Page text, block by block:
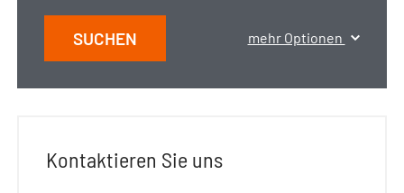
SUCHEN mehr Optionen
Kontaktieren Sie uns